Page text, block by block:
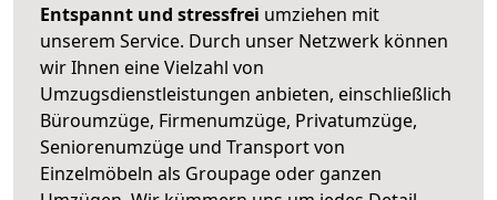
Entspannt und stressfrei umziehen mit
unserem Service. Durch unser Netzwerk können
wir Ihnen eine Vielzahl von
Umzugsdienstleistungen anbieten, einschließlich
Büroumzüge, Firmenumzüge, Privatumzüge,
Seniorenumzüge und Transport von
Einzelmöbeln als Groupage oder ganzen